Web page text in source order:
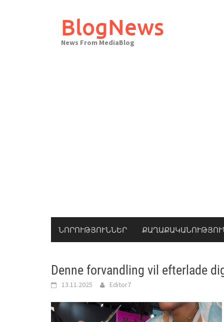
BlogNews
News From MediaBlog
ՆՈՐՈՒԹՅՈՒՆՆԵՐ
Denne forvandling vil efterlade
13.11.2025 Editor7